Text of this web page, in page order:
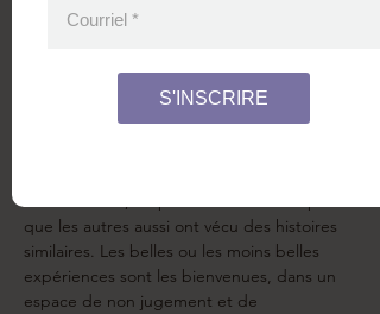
À propos de l'événement
On se retrouve pour un cercle autour de
que les autres aussi ont vécu des histoires
similaires. Les belles ou les moins belles
expériences sont les bienvenues, dans un
espace de non jugement et de
Courriel *
S'INSCRIRE